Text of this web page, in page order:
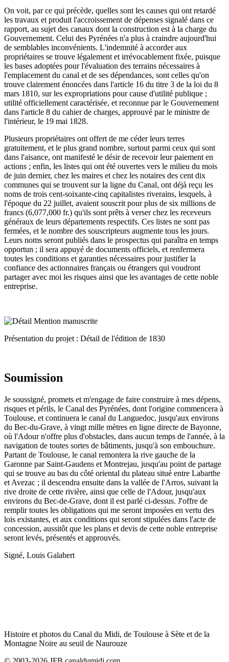
On voit, par ce qui précède, quelles sont les causes qui ont retardé
les travaux et produit l'accroissement de dépenses signalé dans ce
rapport, au sujet des canaux dont la construction est à la charge du
Gouvernement. Celui des Pyrénées n'a plus à craindre aujourd'hui
de semblables inconvénients. L'indemnité à accorder aux
propriétaires se trouve légalement et irrévocablement fixée, puisque
les bases adoptées pour l'évaluation des terrains nécessaires à
l'emplacement du canal et de ses dépendances, sont celles qu'on
trouve clairement énoncées dans l'article 16 du titre 3 de la loi du 8
mars 1810, sur les expropriations pour cause d'utilité publique ;
utilité officiellement caractérisée, et reconnue par le Gouvernement
dans l'article 8 du cahier de charges, approuvé par le ministre de
l'intérieur, le 19 mai 1828.
Plusieurs propriétaires ont offert de me céder leurs terres
gratuitement, et le plus grand nombre, surtout parmi ceux qui sont
dans l'aisance, ont manifesté le désir de recevoir leur paiement en
actions ; enfin, les listes qui ont été ouvertes vers le milieu du mois
de juin dernier, chez les maires et chez les notaires des cent dix
communes qui se trouvent sur la ligne du Canal, ont déjà reçu les
noms de trois cent-soixante-cinq capitalistes riverains, lesquels, à
l'époque du 22 juillet, avaient souscrit pour plus de six millions de
francs (6,077,000 fr.) qu'ils sont prêts à verser chez les receveurs
généraux de leurs départements respectifs. Ces listes ne sont pas
fermées, et le nombre des souscripteurs augmente tous les jours.
Leurs noms seront publiés dans le prospectus qui paraîtra en temps
opportun ; il sera appuyé de documents officiels, et renfermera
toutes les conditions et garanties nécessaires pour justifier la
confiance des actionnaires français ou étrangers qui voudront
partager avec moi les risques ainsi que les avantages de cette noble
entreprise.
Présentation du projet : Détail de l'édition de 1830
Soumission
Je soussigné, promets et m'engage de faire construire à mes dépens,
risques et périls, le Canal des Pyrénées, dont l'origine commencera à
Toulouse, et continuera le canal du Languedoc, jusqu'aux environs
du Bec-du-Grave, à vingt mille mètres en ligne directe de Bayonne,
où l'Adour n'offre plus d'obstacles, dans aucun temps de l'année, à la
navigation de toutes sortes de bâtiments, jusqu'à son embouchure.
Partant de Toulouse, le canal remontera la rive gauche de la
Garonne par Saint-Gaudens et Montrejau, jusqu'au point de partage
qui se trouve au bas du côté oriental du plateau situé entre Labarthe
et Avezac ; il descendra ensuite dans la vallée de l'Arros, suivant la
rive droite de cette rivière, ainsi que celle de l'Adour, jusqu'aux
environs du Bec-de-Grave, dont il est parlé ci-dessus. J'offre de
remplir toutes les obligations qui me seront imposées en vertu des
lois existantes, et aux conditions qui seront stipulées dans l'acte de
concession, aussitôt que les plans et devis de cette noble entreprise
seront levés, présentés et approuvés.
Signé, Louis Galabert
Histoire et photos du Canal du Midi, de Toulouse à Sète et de la
Montagne Noire au seuil de Naurouze